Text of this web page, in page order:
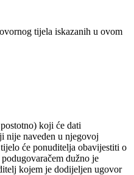
tijela iskazanih u ovom
koji će dati
nije naveden u njegovoj
će ponuditelja obavijestiti o
dužno je
kojem je dodijeljen ugovor